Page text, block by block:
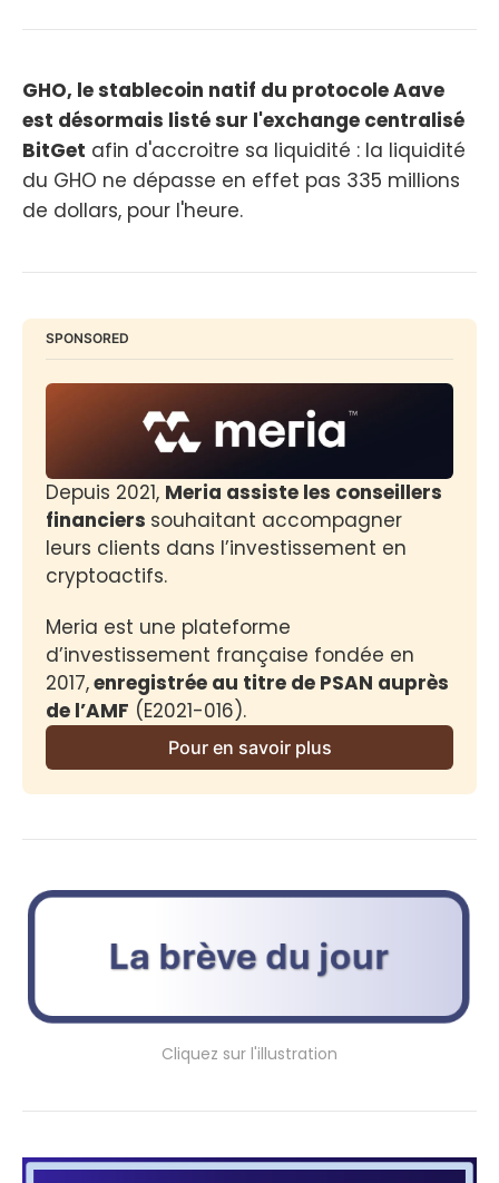
GHO, le stablecoin natif du protocole Aave
est désormais listé sur l'exchange centralisé
BitGet afin d'accroitre sa liquidité : la liquidité
du GHO ne dépasse en effet pas 335 millions
de dollars, pour l'heure.
SPONSORED
Depuis 2021, Meria assiste les conseillers
financiers souhaitant accompagner
leurs clients dans l’investissement en
cryptoactifs.
Meria est une plateforme
d’investissement française fondée en
2017, enregistrée au titre de PSAN auprès
de l’AMF (E2021-016).
Pour en savoir plus
Cliquez sur l'illustration